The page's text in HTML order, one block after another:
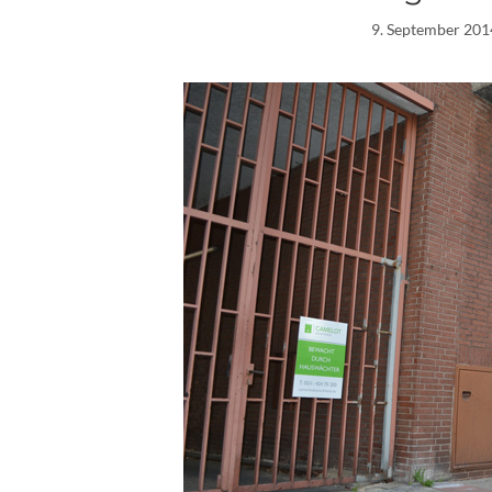
9. September